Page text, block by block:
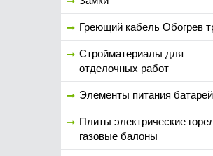
Греющий кабель Обогрев
Стройматериалы для
отделочных работ
Элементы питания
Плиты электрические
газовые балоны